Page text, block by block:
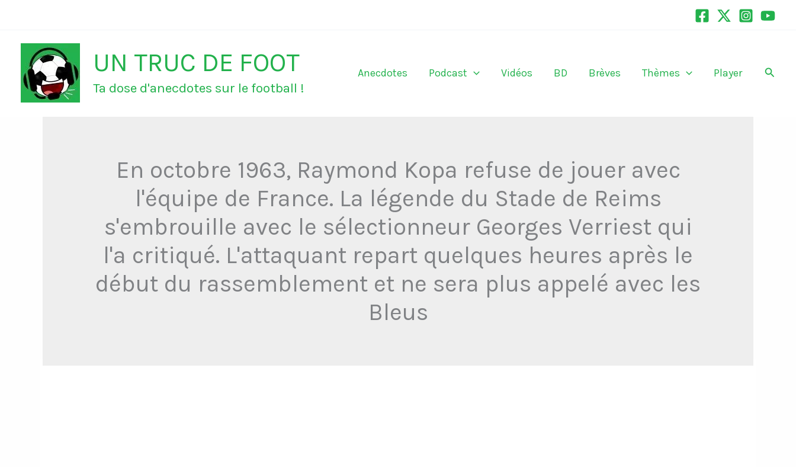
contenu
UN TRUC DE FOOT
Ta dose d'anecdotes sur le football !
Anecdotes Podcast Vidéos BD Brèves Thèmes Player
En octobre 1963, Raymond Kopa refuse de jouer avec
l'équipe de France. La légende du Stade de Reims
s'embrouille avec le sélectionneur Georges Verriest qui
l'a critiqué. L'attaquant repart quelques heures après le
début du rassemblement et ne sera plus appelé avec les
Bleus